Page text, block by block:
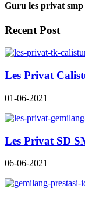
Guru les privat smp
Recent Post
Les Privat
01-06-2021
Les Privat SD
06-06-2021